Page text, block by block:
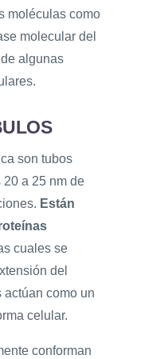
moléculas como
molecular del
algunas
son tubos
20 a 25 nm de
Están
cuales se
del
actúan como un
celular.
conforman